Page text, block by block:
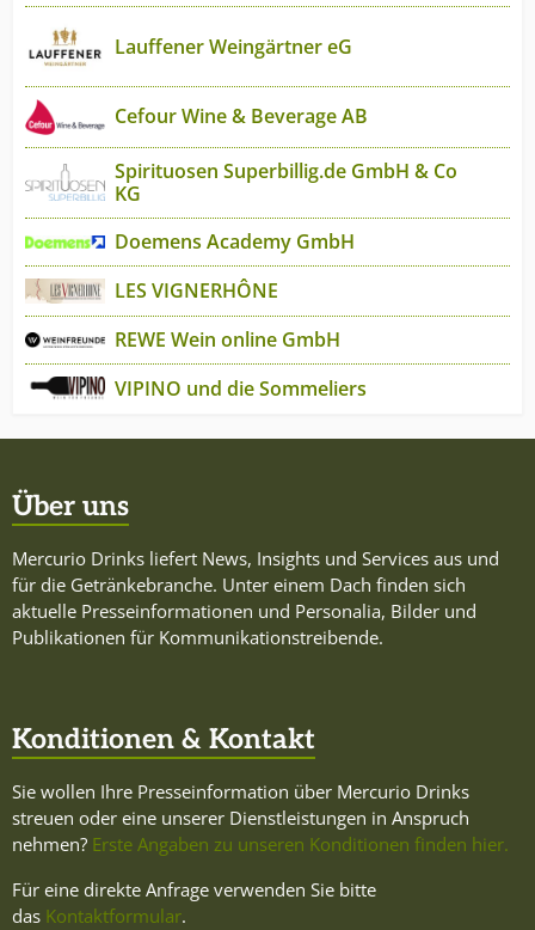
Lauffener Weingärtner eG
Cefour Wine & Beverage AB
Spirituosen Superbillig.de GmbH & Co
KG
Doemens Academy GmbH
LES VIGNERHÔNE
REWE Wein online GmbH
VIPINO und die Sommeliers
Über uns
Mercurio Drinks liefert News, Insights und Services aus und
für die Getränkebranche. Unter einem Dach finden sich
aktuelle Presseinformationen und Personalia, Bilder und
Publikationen für Kommunikationstreibende.
Konditionen & Kontakt
Sie wollen Ihre Presseinformation über Mercurio Drinks
streuen oder eine unserer Dienstleistungen in Anspruch
nehmen? Erste Angaben zu unseren Konditionen finden hier.
Für eine direkte Anfrage verwenden Sie bitte
das Kontaktformular.